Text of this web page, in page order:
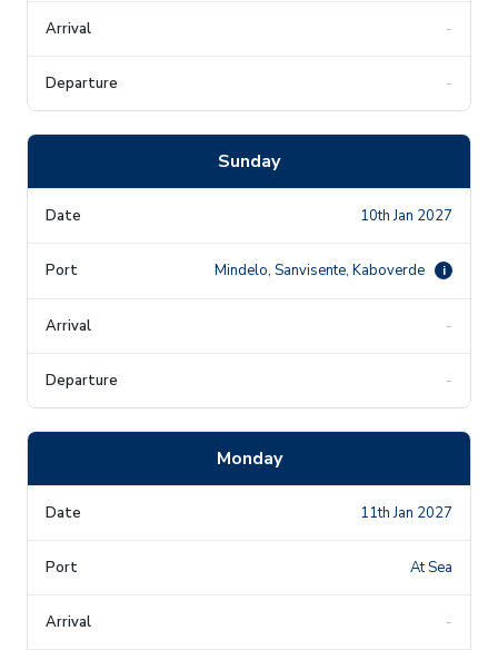
-
-
Sunday
10th Jan 2027
Mindelo, Sanvisente, Kaboverde i
-
-
Monday
11th Jan 2027
At Sea
-